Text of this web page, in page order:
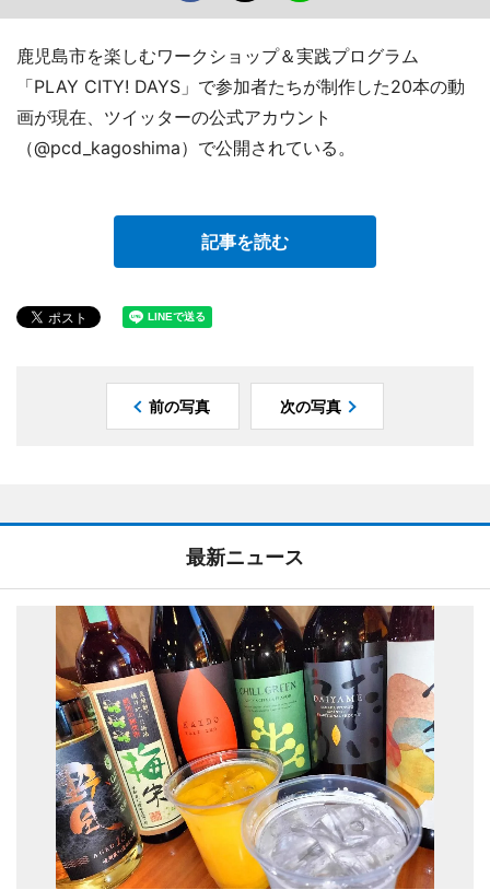
鹿児島市を楽しむワークショップ＆実践プログラム
「PLAY CITY! DAYS」で参加者たちが制作した20本の動
画が現在、ツイッターの公式アカウント
（@pcd_kagoshima）で公開されている。
記事を読む
前の写真 次の写真
最新ニュース